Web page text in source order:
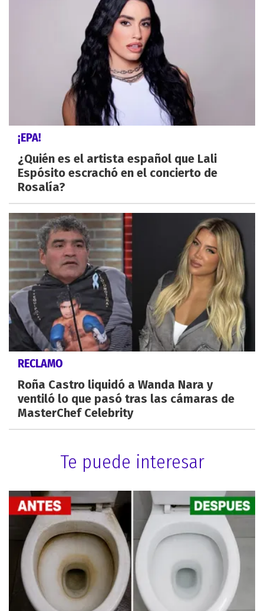
¡EPA!
¿Quién es el artista español que Lali
Espósito escrachó en el concierto de
Rosalía?
RECLAMO
Roña Castro liquidó a Wanda Nara y
ventiló lo que pasó tras las cámaras de
MasterChef Celebrity
Te puede interesar